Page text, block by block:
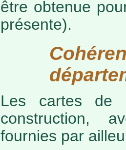
être obtenue
présente).
Les cartes de
construction,
fournies par